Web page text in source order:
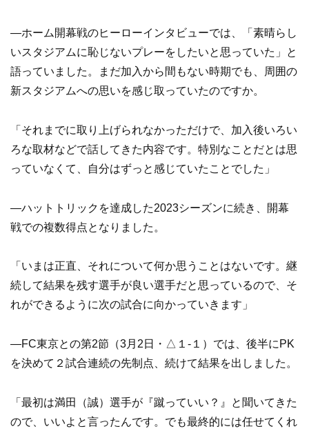
—ホーム開幕戦のヒーローインタビューでは、「素晴らし
いスタジアムに恥じないプレーをしたいと思っていた」と
語っていました。まだ加入から間もない時期でも、周囲の
新スタジアムへの思いを感じ取っていたのですか。
「それまでに取り上げられなかっただけで、加入後いろい
ろな取材などで話してきた内容です。特別なことだとは思
っていなくて、自分はずっと感じていたことでした」
—ハットトリックを達成した2023シーズンに続き、開幕
戦での複数得点となりました。
「いまは正直、それについて何か思うことはないです。継
続して結果を残す選手が良い選手だと思っているので、そ
れができるように次の試合に向かっていきます」
—FC東京との第2節（3月2日・△１-１）では、後半にPK
を決めて２試合連続の先制点、続けて結果を出しました。
「最初は満田（誠）選手が『蹴っていい？』と聞いてきた
ので、いいよと言ったんです。でも最終的には任せてくれ